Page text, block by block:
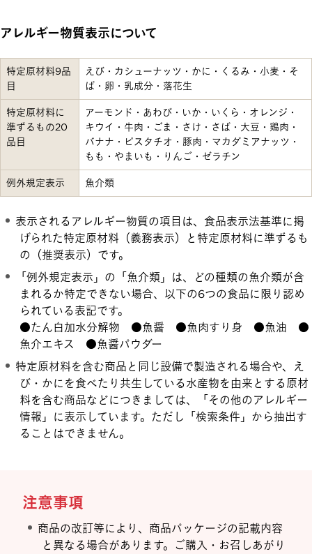
アレルギー物質表示について
特定原材料9品
目
えび・カシューナッツ・かに・くるみ・小麦・そ
ば・卵・乳成分・落花生
特定原材料に
準ずるもの20
品目
アーモンド・あわび・いか・いくら・オレンジ・
キウイ・牛肉・ごま・さけ・さば・大豆・鶏肉・
バナナ・ピスタチオ・豚肉・マカダミアナッツ・
もも・やまいも・りんご・ゼラチン
例外規定表示 魚介類
表示されるアレルギー物質の項目は、食品表示法基準に掲
げられた特定原材料（義務表示）と特定原材料に準ずるも
の（推奨表示）です。
「例外規定表示」の「魚介類」は、どの種類の魚介類が含
まれるか特定できない場合、以下の6つの食品に限り認め
られている表記です。
●たん白加水分解物 ●魚醤 ●魚肉すり身 ●魚油 ●
魚介エキス ●魚醤パウダー
特定原材料を含む商品と同じ設備で製造される場合や、え
び・かにを食べたり共生している水産物を由来とする原材
料を含む商品などにつきましては、「その他のアレルギー
情報」に表示しています。ただし「検索条件」から抽出す
ることはできません。
注意事項
商品の改訂等により、商品パッケージの記載内容
と異なる場合があります。ご購入・お召しあがり